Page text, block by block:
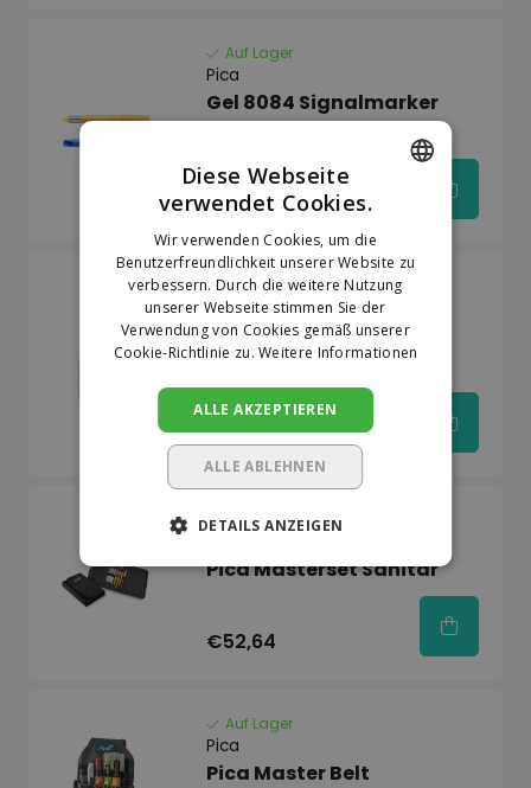
Auf Lager
Pica
Gel 8084 Signalmarker
€7,88
Auf Lager
Pica
Pica Powder 2020
Nachfüllung
€6,78
Auf Lager
Pica Masterset Sanitär
€52,64
Auf Lager
Pica
Pica Master Belt
DUTCH
GERMAN
Diese Webseite
verwendet Cookies.
Wir verwenden Cookies, um die
Benutzerfreundlichkeit unserer Website zu
verbessern. Durch die weitere Nutzung
unserer Webseite stimmen Sie der
Verwendung von Cookies gemäß unserer
Cookie-Richtlinie zu. Weitere Informationen
ALLE AKZEPTIEREN
ALLE ABLEHNEN
DETAILS ANZEIGEN